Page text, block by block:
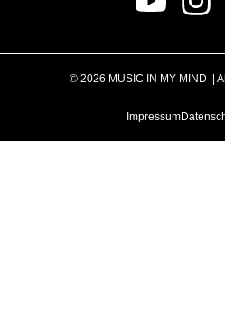
© 2026 MUSIC IN MY MIND ||
Impressum